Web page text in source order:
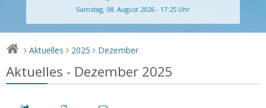
Samstag, 08. August 2026 - 17:25 Uhr
> Aktuelles > 2025 > Dezember
Aktuelles - Dezember 2025